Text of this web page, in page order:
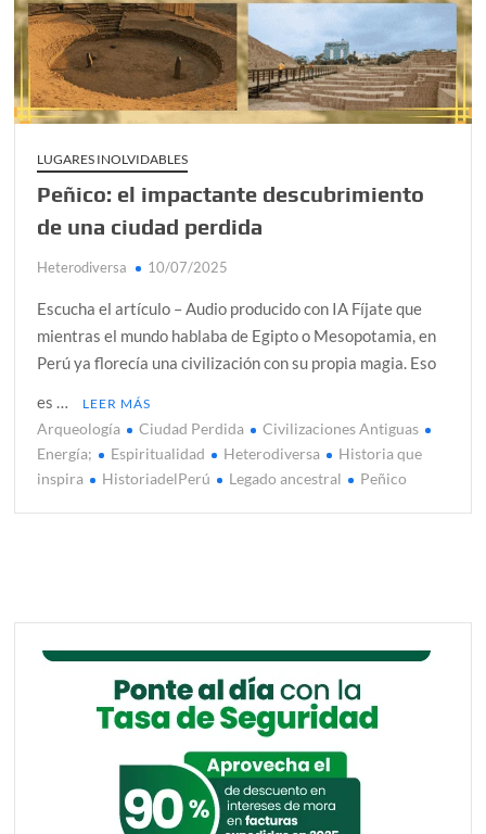
alcanzar
Día de Independencia 2026: de Patria Boba a Colombia
polarizada
¿Podemos comunicarnos con seres de otros planos o
Salud mental digital: cómo frenar la ansiedad que
generan las redes sociales
¿Cómo descubrir esa conexión energética de la sexualidad
sagrada?
LUGARES INOLVIDABLES
Peñico: el impactante descubrimiento
de una ciudad perdida
Heterodiversa 10/07/2025
Escucha el artículo – Audio producido con IA Fíjate que
mientras el mundo hablaba de Egipto o Mesopotamia, en
Perú ya florecía una civilización con su propia magia. Eso
es …
LEER MÁS
Arqueología Ciudad Perdida
Civilizaciones Antiguas
Energía;
Espiritualidad Heterodiversa
Historia que
inspira
HistoriadelPerú Legado ancestral Peñico